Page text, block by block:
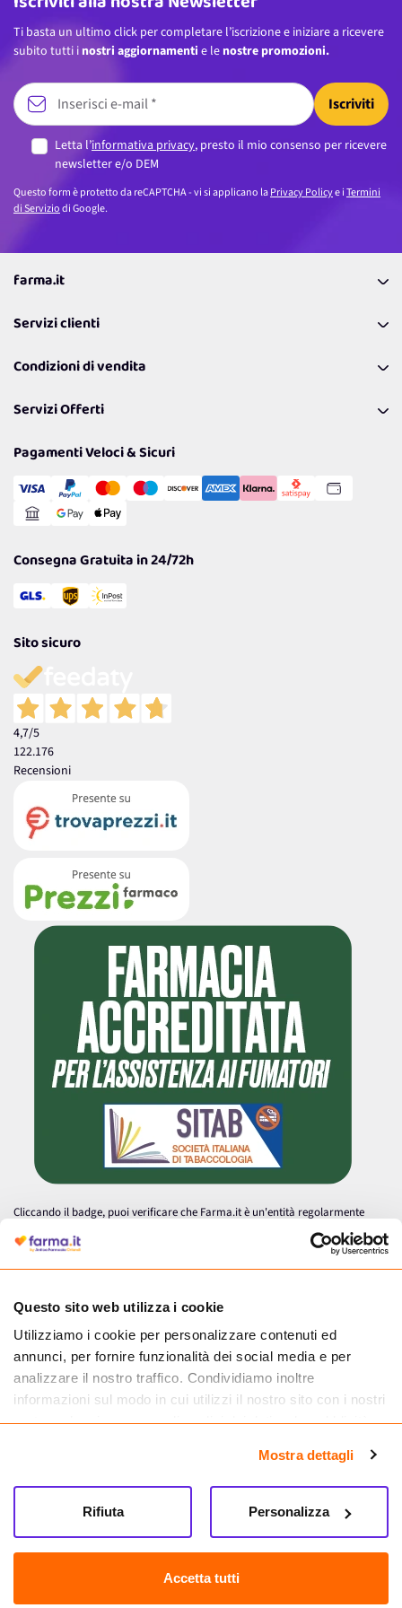
Questo sito web utilizza i cookie
Utilizziamo i cookie per personalizzare contenuti ed
annunci, per fornire funzionalità dei social media e per
analizzare il nostro traffico. Condividiamo inoltre
informazioni sul modo in cui utilizzi il nostro sito con i nostri
partner che si occupano di analisi dei dati web, pubblicità e
informazioni che hai fornito loro o che hanno raccolto dal
tuo utilizzo dei loro servizi.
Mostra dettagli
Accetta tutti
Personalizza
Rifiuta
Ti basta un ultimo click per completare l’iscrizione e iniziare a ricevere
subito tutti i nostri aggiornamenti e le nostre promozioni.
Iscriviti
Letta l’informativa privacy, presto il mio consenso per ricevere
newsletter e/o DEM
Questo form è protetto da reCAPTCHA - vi si applicano laPrivacy Policye iTermini
di Serviziodi Google.
farma.it
Coupon
Lavora con noi
Politiche per la parità di genere
Servizi clienti
Richiamami
Resi
Condizioni di vendita
Spedizioni
Cookie Policy
Gestisci Cookie
Servizi Offerti
Reso Facile e Veloce
Pagamenti Veloci & Sicuri
Consegna Gratuita in 24/72h
Sito sicuro
4,7/5
122.176
Recensioni
Cliccando il badge, puoi verificare che Farma.it è un'entità regolarmente
autorizzata dal Ministero della Salute a effettuare la vendita online di
medicinali.
Farma.it S.a.s. P. IVA 07417261216 REA: NA-884088
CREDITS
Sede legale Via delle Repubbliche Marinare 128, 80147 Napoli